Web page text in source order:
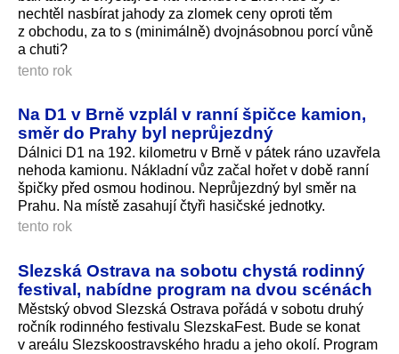
nechtěl nasbírat jahody za zlomek ceny oproti těm
z obchodu, za to s (minimálně) dvojnásobnou porcí vůně
a chuti?
tento rok
Na D1 v Brně vzplál v ranní špičce kamion,
směr do Prahy byl neprůjezdný
Dálnici D1 na 192. kilometru v Brně v pátek ráno uzavřela
nehoda kamionu. Nákladní vůz začal hořet v době ranní
špičky před osmou hodinou. Neprůjezdný byl směr na
Prahu. Na místě zasahují čtyři hasičské jednotky.
tento rok
Slezská Ostrava na sobotu chystá rodinný
festival, nabídne program na dvou scénách
Městský obvod Slezská Ostrava pořádá v sobotu druhý
ročník rodinného festivalu SlezskaFest. Bude se konat
v areálu Slezskoostravského hradu a jeho okolí. Program